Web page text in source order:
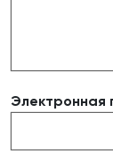
Электронная